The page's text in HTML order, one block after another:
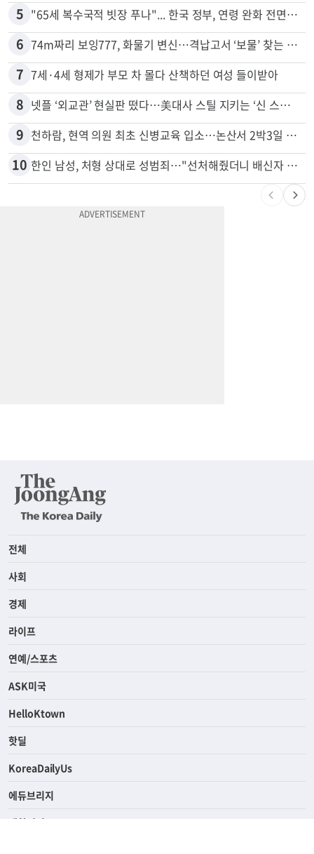
4 서류 하나만 빠져도 영주권·비자 거부…심사관 재량권 대폭 확대
5 "65세 복수국적 빗장 푸나"... 한국 정부, 연령 완화 전면 추진
6
7 7세·4세 형제가 부모 차 몰다 산책하던 여성 들이받아
8 넷플 ‘외교관’ 현실판 떴다…美대사 스틸 지키는 ‘신 스틸러’
9 천하람, 현역 의원 최초 신병교육 입소…논산서 2박3일 생활
한인 남성, 처형 상대로 성범죄…"선처해줬더니 배신자 취급"
전체
사회
경제
라이프
연예/스포츠
ASK미국
HelloKtown
핫딜
KoreaDailyUs